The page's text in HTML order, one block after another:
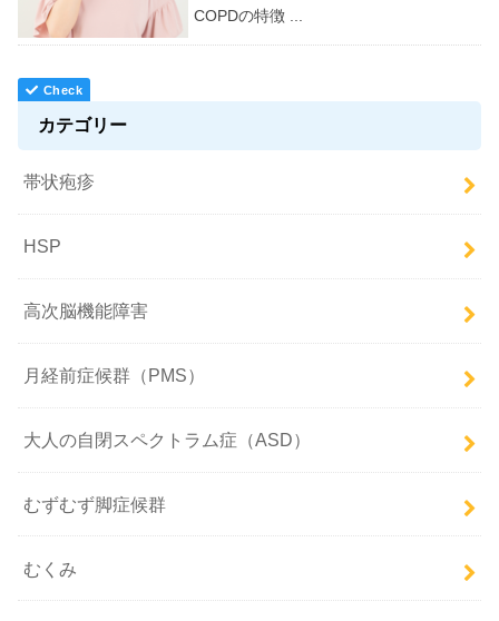
COPDの特徴 ...
カテゴリー
帯状疱疹
HSP
高次脳機能障害
月経前症候群（PMS）
大人の自閉スペクトラム症（ASD）
むずむず脚症候群
むくみ